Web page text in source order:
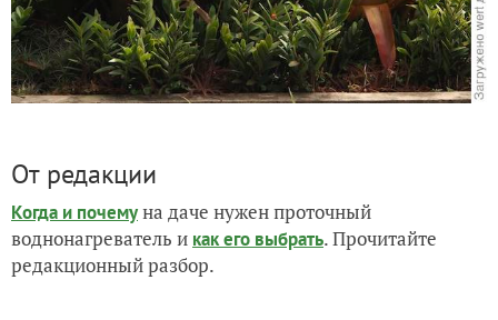
От редакции
Когда и почемуна даче нужен проточный
воднонагреватель и как его выбрать. Прочитайте
редакционный разбор.